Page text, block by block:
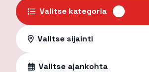
Valitse kategoria
Valitse sijainti
Valitse ajankohta